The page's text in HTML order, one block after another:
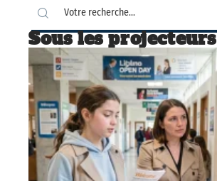
Sous les projecteurs